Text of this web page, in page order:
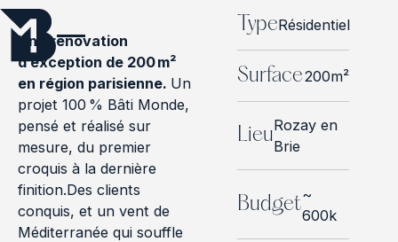
Une rénovation
d’exception de 200 m²
en région parisienne. Un
projet 100 % Bâti Monde,
pensé et réalisé sur
mesure, du premier
croquis à la dernière
finition.Des clients
conquis, et un vent de
Méditerranée qui souffle
TypeRésidentiel
Surface200m²
Lieu
Rozay en
Brie
Budget
~
600k